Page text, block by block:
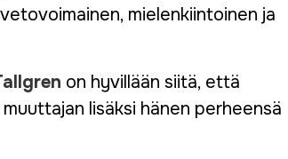
mielenkiintoinen ja
on hyvillään siitä, että
lisäksi hänen perheensä